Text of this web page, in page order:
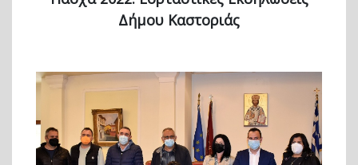
Δήμου Καστοριάς